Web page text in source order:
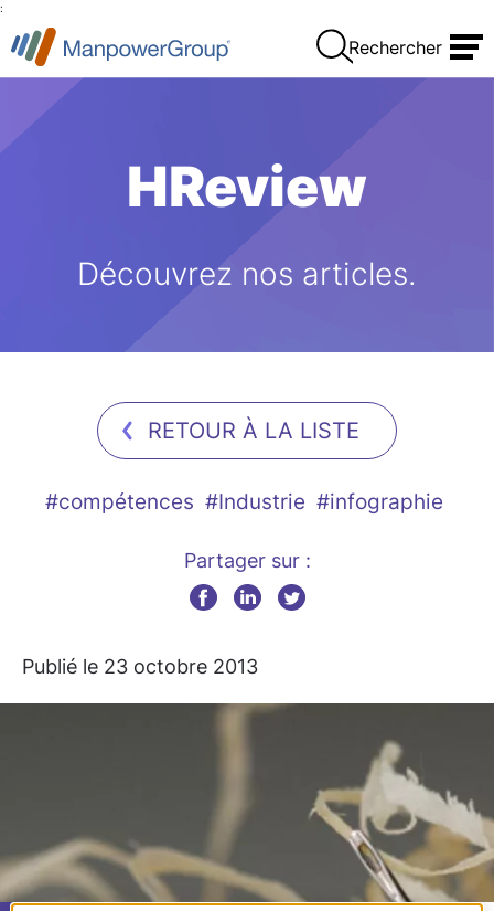
:
Rechercher
HReview
Découvrez nos articles.
RETOUR À LA LISTE
#compétences #Industrie #infographie
Partager sur :
Publié le 23 octobre 2013